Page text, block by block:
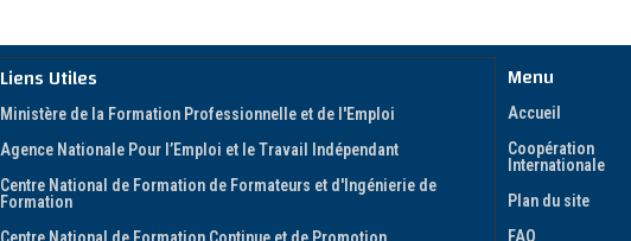
Liens Utiles
Ministère de la Formation Professionnelle et de l'Emploi
Agence Nationale Pour l’Emploi et le Travail Indépendant
Centre National de Formation de Formateurs et d'Ingénierie de
Formation
Menu
Accueil
Coopération
Internationale
Plan du site
FAQ